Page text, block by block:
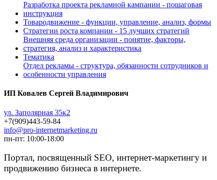
Разработка проекта рекламной кампании - пошаговая
инструкция
Товародвижение - функции, управление, анализ, формы
Стратегии роста компании - 15 лучших стратегий
Внешняя среда организации - понятие, факторы,
стратегия, анализ и характеристика
Тематика
Отдел рекламы - структура, обязанности сотрудников и
особенности управления
ИП Ковалев Сергей Владимирович
ул. Заполярная 35к2
+7(909)443-59-84
info@pro-internetmarketing.ru
пн-пт: 10:00-18:00
Портал, посвященный SEO, интернет-маркетингу и
продвижению бизнеса в интернете.